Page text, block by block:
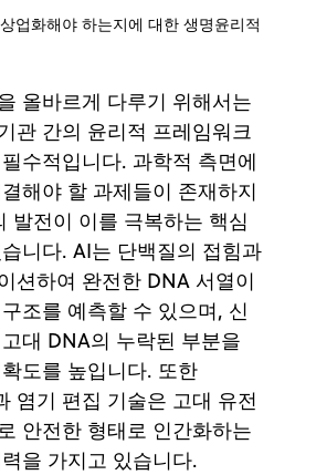
업화해야 하는지에 대한 생명윤리적
올바르게 다루기 위해서는
관 간의 윤리적 프레임워크
수적입니다. 과학적 측면에
해야 할 과제들이 존재하지
발전이 이를 극복하는 핵심
니다. AI는 단백질의 접힘과
션하여 완전한 DNA 서열이
조를 예측할 수 있으며, 신
대 DNA의 누락된 부분을
도를 높입니다. 또한
염기 편집 기술은 고대 유전
안전한 형태로 인간화하는
을 가지고 있습니다.